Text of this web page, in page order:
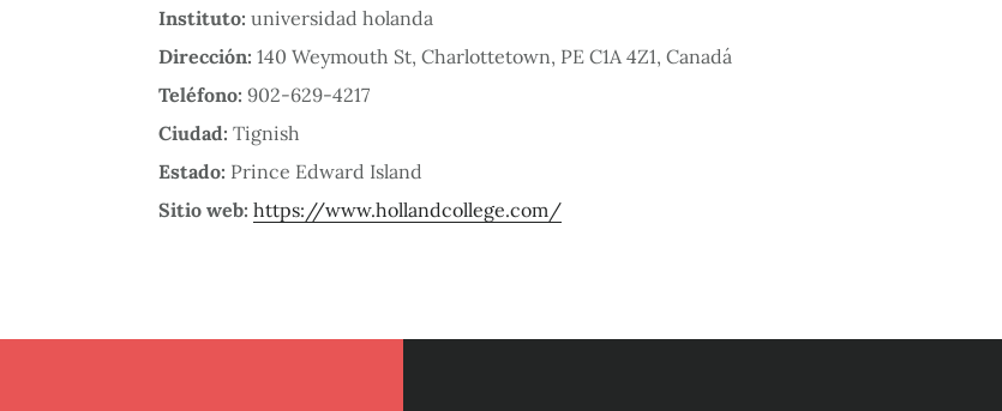
Instituto: universidad holanda
Dirección: 140 Weymouth St, Charlottetown, PE C1A 4Z1, Canadá
Teléfono: 902-629-4217
Ciudad: Tignish
Estado: Prince Edward Island
Sitio web: https://www.hollandcollege.com/